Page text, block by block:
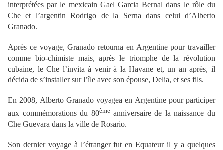
interprétées par le mexicain Gael Garcia Bernal dans le rôle du
Che et l’argentin Rodrigo de la Serna dans celui d’Alberto
Granado.
Après ce voyage, Granado retourna en Argentine pour travailler
comme bio-chimiste mais, après le triomphe de la révolution
cubaine, le Che l’invita à venir à la Havane et, un an après, il
décida de s’installer sur l’île avec son épouse, Delia, et ses fils.
En 2008, Alberto Granado voyagea en Argentine pour participer
aux commémorations du 80èmeanniversaire de la naissance du
Che Guevara dans la ville de Rosario.
Son dernier voyage à l’étranger fut en Equateur il y a quelques